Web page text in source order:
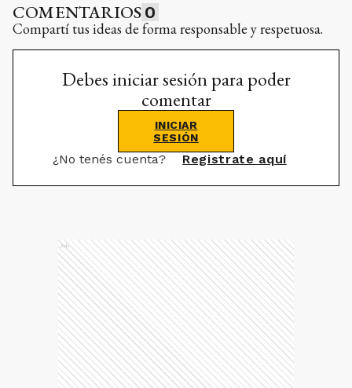
COMENTARIOS 0
Compartí tus ideas de forma responsable y respetuosa.
Debes iniciar sesión para poder
comentar
INICIAR
SESIÓN
¿No tenés cuenta? Registrate aquí
Ads